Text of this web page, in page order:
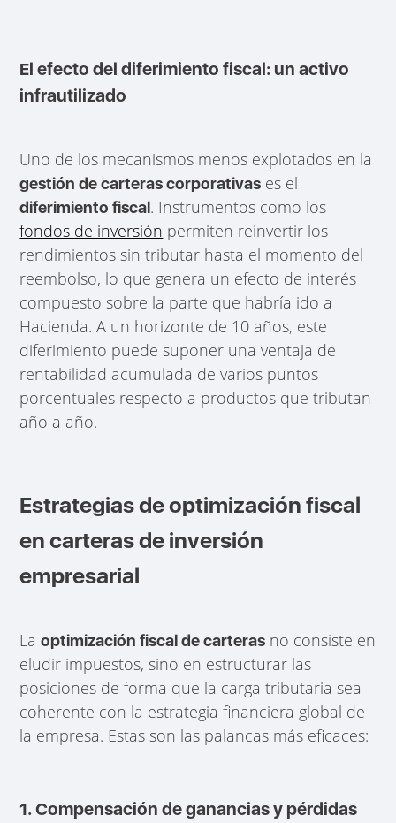
El efecto del diferimiento fiscal: un activo
infrautilizado
Uno de los mecanismos menos explotados en la
gestión de carteras corporativas es el
diferimiento fiscal. Instrumentos como los
fondos de inversión permiten reinvertir los
rendimientos sin tributar hasta el momento del
reembolso, lo que genera un efecto de interés
compuesto sobre la parte que habría ido a
Hacienda. A un horizonte de 10 años, este
diferimiento puede suponer una ventaja de
rentabilidad acumulada de varios puntos
porcentuales respecto a productos que tributan
año a año.
Estrategias de optimización fiscal
en carteras de inversión
empresarial
Laoptimización fiscal de carteras no consiste en
eludir impuestos, sino en estructurar las
posiciones de forma que la carga tributaria sea
coherente con la estrategia financiera global de
la empresa. Estas son las palancas más eficaces:
1. Compensación de ganancias y pérdidas